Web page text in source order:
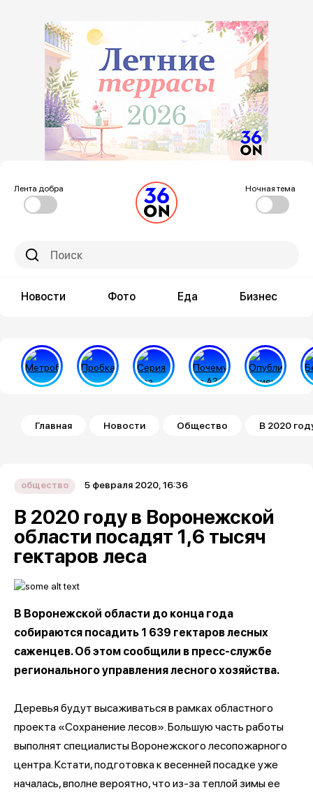
Лента добра Ночная тема
Новости Фото Еда Бизнес
Строка навигации
Главная Новости Общество В 2020
общество 5 февраля 2020, 16:36
В 2020 году в Воронежской
области посадят 1,6 тысяч
гектаров леса
В Воронежской области до конца года
собираются посадить 1 639 гектаров лесных
саженцев. Об этом сообщили в пресс-службе
регионального управления лесного хозяйства.
Деревья будут высаживаться в рамках областного
проекта «Сохранение лесов». Большую часть работы
выполнят специалисты Воронежского лесопожарного
центра. Кстати, подготовка к весенней посадке уже
началась, вполне вероятно, что из-за теплой зимы ее